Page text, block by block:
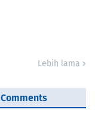
Lebih lama
Comments